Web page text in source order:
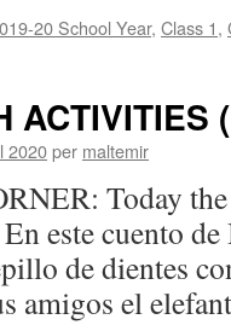
20 School Year, Class 1,
ACTIVITIES
2020per maltemir
Today
este cuento
de dientes
amigos el